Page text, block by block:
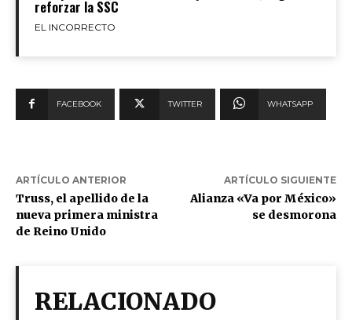
reforzar la SSC
EL INCORRECTO
FACEBOOK TWITTER WHATSAPP
ARTÍCULO ANTERIOR
Truss, el apellido de la
nueva primera ministra
de Reino Unido
ARTÍCULO SIGUIENTE
Alianza «Va por México»
se desmorona
RELACIONADO